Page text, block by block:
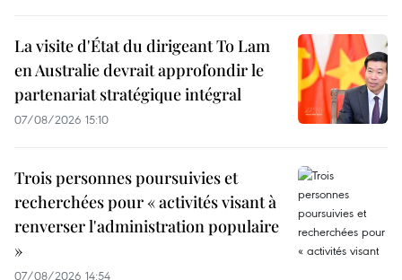
La visite d'État du dirigeant To Lam
en Australie devrait approfondir le
partenariat stratégique intégral
07/08/2026 15:10
Trois personnes poursuivies et
recherchées pour « activités visant à
renverser l'administration populaire
»
07/08/2026 14:54